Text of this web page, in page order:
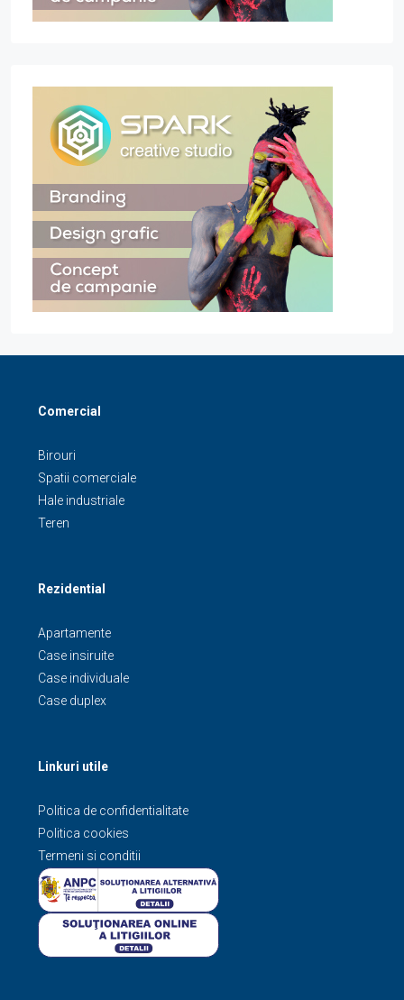
Comercial
Birouri
Spatii comerciale
Hale industriale
Teren
Rezidential
Apartamente
Case insiruite
Case individuale
Case duplex
Linkuri utile
Politica de confidentialitate
Politica cookies
Termeni si conditii